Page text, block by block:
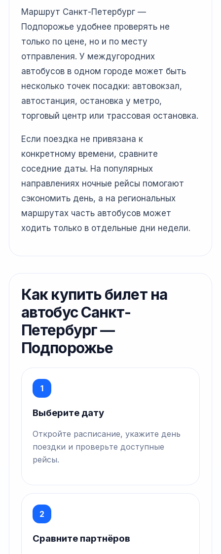
Маршрут Санкт-Петербург —
Подпорожье удобнее проверять не
только по цене, но и по месту
отправления. У междугородних
автобусов в одном городе может быть
несколько точек посадки: автовокзал,
автостанция, остановка у метро,
торговый центр или трассовая остановка.
Если поездка не привязана к
конкретному времени, сравните
соседние даты. На популярных
направлениях ночные рейсы помогают
сэкономить день, а на региональных
маршрутах часть автобусов может
ходить только в отдельные дни недели.
Как купить билет на
автобус Санкт-
Петербург —
Подпорожье
1
Выберите дату
Откройте расписание, укажите день
поездки и проверьте доступные
рейсы.
2
Сравните партнёров